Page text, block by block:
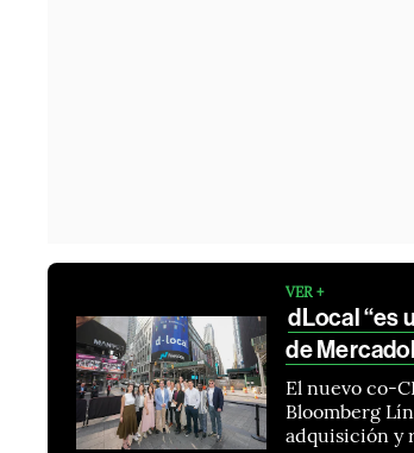
VER +
dLocal “es
de
El nuevo co-
Bloomberg
adquisición y